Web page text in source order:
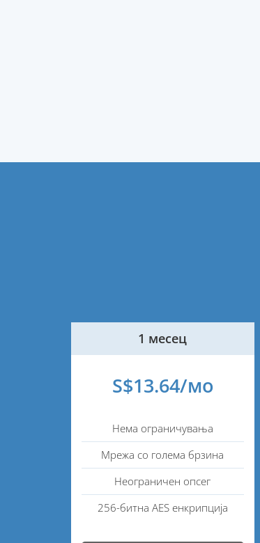
1 месец
S$13.64/мо
Нема ограничувања
Мрежа со голема брзина
Неограничен опсег
256-битна AES енкрипција